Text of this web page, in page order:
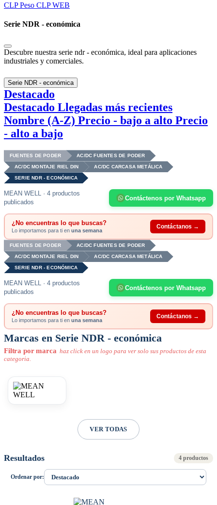
CLP Peso CLP WEB
Serie NDR - económica
Descubre nuestra serie ndr - económica, ideal para aplicaciones
industriales y comerciales.
Serie NDR - económica
Destacado
Destacado Llegadas más recientes
Nombre (A-Z) Precio - bajo a alto Precio
- alto a bajo
FUENTES DE PODER AC/DC FUENTES DE PODER
AC/DC MONTAJE RIEL DIN AC/DC CARCASA METÁLICA
SERIE NDR - ECONÓMICA
MEAN WELL · 4 productos
publicados
Contáctenos por Whatsapp
¿No encuentras lo que buscas?
Lo importamos para ti en una semana
Contáctanos →
FUENTES DE PODER AC/DC FUENTES DE PODER
AC/DC MONTAJE RIEL DIN AC/DC CARCASA METÁLICA
SERIE NDR - ECONÓMICA
MEAN WELL · 4 productos
publicados
Contáctenos por Whatsapp
¿No encuentras lo que buscas?
Lo importamos para ti en una semana
Contáctanos →
Marcas en Serie NDR - económica
Filtra por marca haz click en un logo para ver solo sus productos de esta
categoria.
VER TODAS
Resultados 4 productos
Ordenar por: